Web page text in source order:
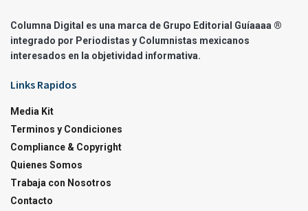
Columna Digital es una marca de Grupo Editorial Guíaaaa ®
integrado por Periodistas y Columnistas mexicanos
interesados en la objetividad informativa.
Links Rapidos
Media Kit
Terminos y Condiciones
Compliance & Copyright
Quienes Somos
Trabaja con Nosotros
Contacto